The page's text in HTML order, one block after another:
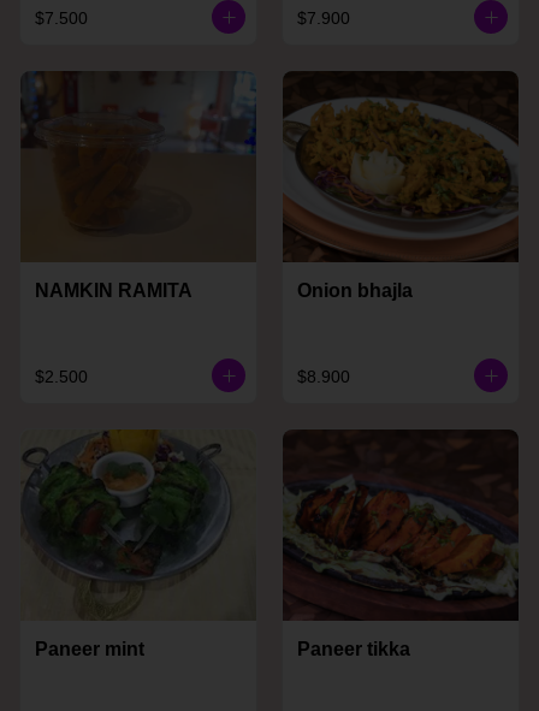
$7.500 $7.900
NAMKIN RAMITA
$2.500
Onion bhajla
$8.900
Paneer mint Paneer tikka